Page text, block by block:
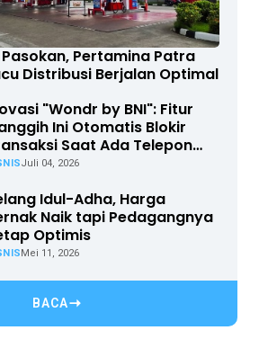
Pertamina Patra
Distribusi Berjalan Optimal
"Wondr by BNI": Fitur
Ini Otomatis Blokir
Saat Ada Telepon
Juli 04, 2026
Idul-Adha, Harga
Naik tapi Pedagangnya
Optimis
Mei 11, 2026
BACA